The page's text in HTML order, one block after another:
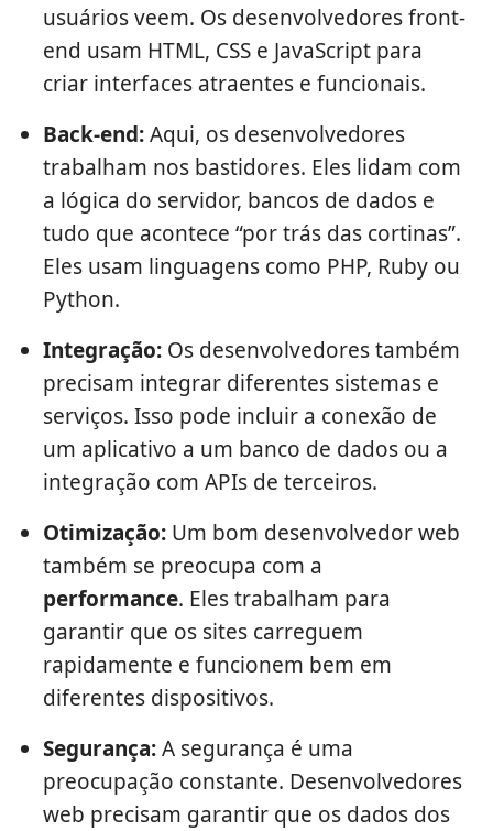
usuários veem. Os desenvolvedores front-
end usam HTML, CSS e JavaScript para
criar interfaces atraentes e funcionais.
Back-end:Aqui, os desenvolvedores
trabalham nos bastidores. Eles lidam com
a lógica do servidor, bancos de dados e
tudo que acontece “por trás das cortinas”.
Eles usam linguagens como PHP, Ruby ou
Python.
Integração: Os desenvolvedores também
precisam integrar diferentes sistemas e
serviços. Isso pode incluir a conexão de
um aplicativo a um banco de dados ou a
integração com APIs de terceiros.
Otimização: Um bom desenvolvedor web
também se preocupa com a
performance. Eles trabalham para
garantir que os sites carreguem
rapidamente e funcionem bem em
diferentes dispositivos.
Segurança:A segurança é uma
preocupação constante. Desenvolvedores
web precisam garantir que os dados dos